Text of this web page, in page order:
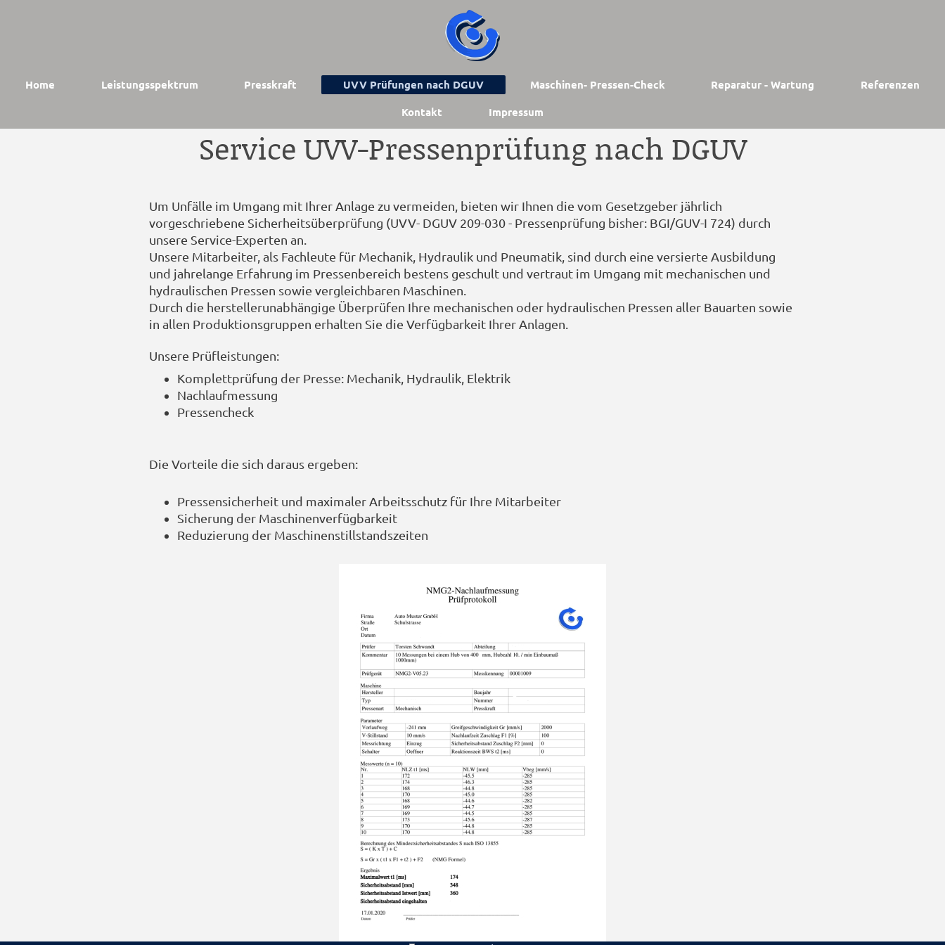
Home Leistungsspektrum Presskraft UVV Prüfungen nach DGUV Maschinen- Pressen-Check Reparatur - Wartung
Referenzen
Kontakt
Impressum
Service UVV-Pressenprüfung nach DGUV
Um Unfälle im Umgang mit Ihrer Anlage zu vermeiden, bieten wir Ihnen die vom Gesetzgeber jährlich
vorgeschriebene Sicherheitsüberprüfung (UVV- DGUV 209-030 - Pressenprüfung bisher: BGI/GUV-I 724) durch
unsere Service-Experten an.
Unsere Mitarbeiter, als Fachleute für Mechanik, Hydraulik und Pneumatik, sind durch eine versierte Ausbildung
und jahrelange Erfahrung im Pressenbereich bestens geschult und vertraut im Umgang mit mechanischen und
hydraulischen Pressen sowie vergleichbaren Maschinen.
Durch die herstellerunabhängige Überprüfen Ihre mechanischen oder hydraulischen Pressen aller Bauarten sowie
in allen Produktionsgruppen erhalten Sie die Verfügbarkeit Ihrer Anlagen.
Unsere Prüfleistungen:
Komplettprüfung der Presse: Mechanik, Hydraulik, Elektrik
Nachlaufmessung
Pressencheck
Die Vorteile die sich daraus ergeben:
Pressensicherheit und maximaler Arbeitsschutz für Ihre Mitarbeiter
Sicherung der Maschinenverfügbarkeit
Reduzierung der Maschinenstillstandszeiten